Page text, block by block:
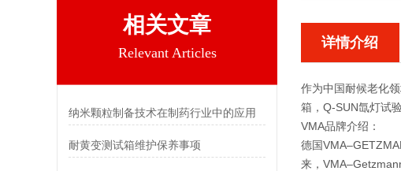
相关文章
Relevant Articles
纳米颗粒制备技术在制药行业中的应用
耐黄变测试箱维护保养事项
详情介绍
作为中国耐候老化
箱，Q-SUN氙灯试
VMA品牌介绍：
德国
来，